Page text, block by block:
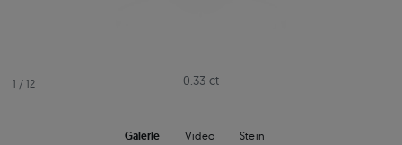
1 / 12
Galerie Video Stein
0.33 ct